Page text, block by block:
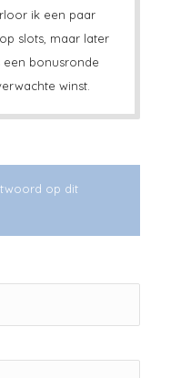
ik een paar
slots, maar later
een bonusronde
winst.
op dit